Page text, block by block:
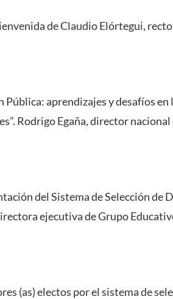
de Claudio Elórtegui,
aprendizajes y desafíos
Rodrigo Egaña, director
del Sistema de Selección de
ejecutiva de Grupo
(as) electos por el sistema de